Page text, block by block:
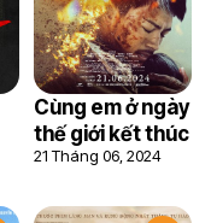
5.5
Cùng em ở ngày
thế giới kết thúc
21 Tháng 06, 2024